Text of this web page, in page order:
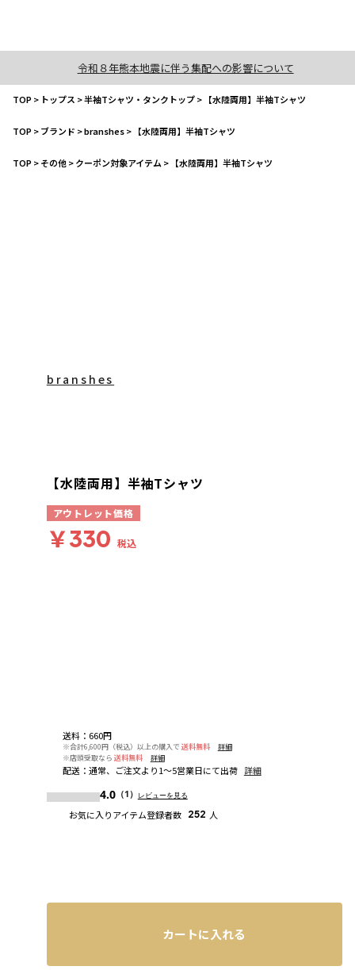
令和８年熊本地震に伴う集配への影響について
TOP> トップス >半袖Tシャツ・タンクトップ> 【水陸両用】半袖Tシャツ
TOP>ブランド >branshes> 【水陸両用】半袖Tシャツ
TOP>その他>クーポン対象アイテム > 【水陸両用】半袖Tシャツ
送料： 660円
※合計6,600円（税込）以上の購入で 送料無料
詳細
※店頭受取なら 送料無料 詳細
配送： 通常、ご注文より1～5営業日にて出荷 詳細
4.0（1） レビューを見る
お気に入りアイテム登録者数 252 人
branshes
【水陸両用】半袖Tシャツ
アウトレット価格
￥330 税込
カートに入れる